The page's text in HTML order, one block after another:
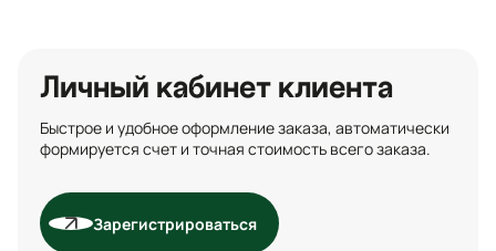
Личный кабинет клиента
Быстрое и удобное оформление заказа, автоматически
формируется счет и точная стоимость всего заказа.
Зарегистрироваться